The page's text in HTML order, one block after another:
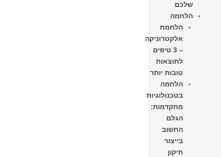
שלכם
הלחמה
הלחמת
אלקטרוניקה
– 3 טיפים
לתוצאות
טובות יותר
הלחמה
בטכנולוגיות
מתקדמות:
הגלם
החשוב
בייצור
תיקון